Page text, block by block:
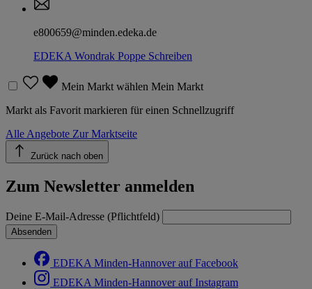
e800659@minden.edeka.de
EDEKA Wondrak Poppe Schreiben
Mein Markt wählen Mein Markt
Markt als Favorit markieren für einen Schnellzugriff
Alle Angebote Zur Marktseite
Zurück nach oben
Zum Newsletter anmelden
Deine E-Mail-Adresse (Pflichtfeld)
Absenden
EDEKA Minden-Hannover auf Facebook
EDEKA Minden-Hannover auf Instagram